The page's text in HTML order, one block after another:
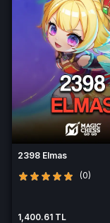
2398 Elmas
(0)
1,400.61 TL